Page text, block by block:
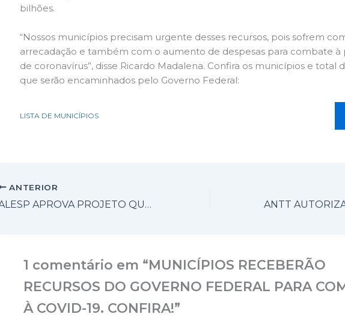
bilhões.
“Nossos municípios precisam urgente desses recursos, pois sofrem
arrecadação e também com o aumento de despesas para combate à
de coronavírus”, disse Ricardo Madalena. Confira os municípios e total
que serão encaminhados pelo Governo Federal:
LISTA DE MUNICÍPIOS
ANTERIOR
ALESP APROVA PROJETO QUE VAI REPASSAR R$ 320 MILHÕES AO GOVERNO DO ESTADO PARA COMBATE AO CORONAVÍRUS
1 comentário em “MUNICÍPIOS RECEBERÃO
RECURSOS DO GOVERNO FEDERAL PARA
À COVID-19. CONFIRA!”